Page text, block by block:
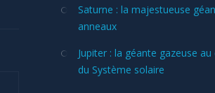
Saturne : la majestueuse
anneaux
Jupiter : la géante gazeuse
du Système solaire